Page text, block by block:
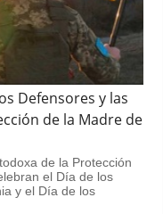
Defensores y las
de la Madre de
de la Protección
el Día de los
y el Día de los